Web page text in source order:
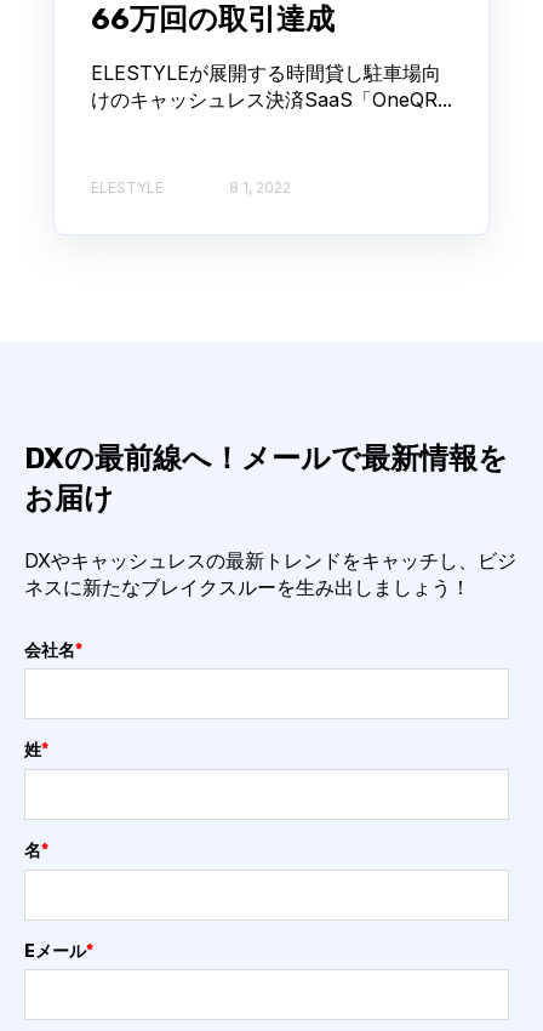
66万回の取引達成
ELESTYLEが展開する時間貸し駐車場向
けのキャッシュレス決済SaaS「OneQR...
ELESTYLE 8 1, 2022
DXの最前線へ！メールで最新情報を
お届け
DXやキャッシュレスの最新トレンドをキャッチし、ビジ
ネスに新たなブレイクスルーを生み出しましょう！
会社名*
姓*
名*
Eメール*